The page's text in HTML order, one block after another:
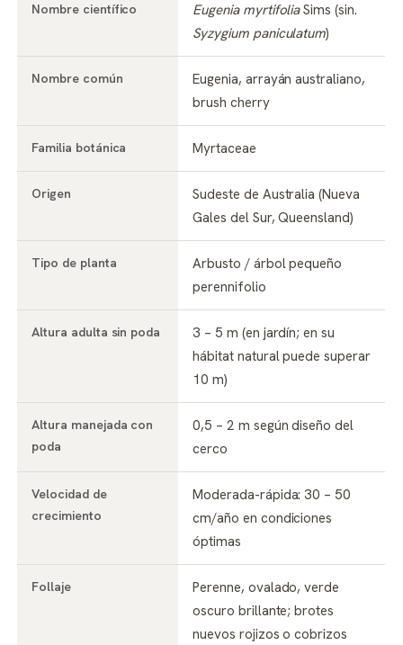
Nombre científico Eugenia myrtifoliaSims (sin.
Syzygium paniculatum)
Nombre común
Eugenia, arrayán australiano,
brush cherry
Familia botánica Myrtaceae
Origen
Sudeste de Australia (Nueva
Gales del Sur, Queensland)
Tipo de planta
Arbusto / árbol pequeño
perennifolio
Altura adulta sin poda
3 – 5 m (en jardín; en su
hábitat natural puede superar
10 m)
Altura manejada con
poda
0,5 – 2 m según diseño del
cerco
Velocidad de
crecimiento
Moderada-rápida: 30 – 50
cm/año en condiciones
óptimas
Follaje
Perenne, ovalado, verde
oscuro brillante; brotes
nuevos rojizos o cobrizos